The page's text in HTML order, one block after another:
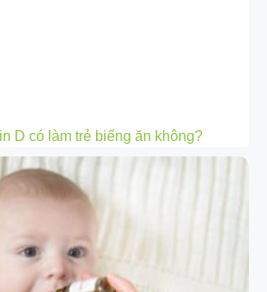
D có làm trẻ biếng ăn không?